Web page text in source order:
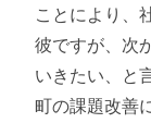
ことにより、
彼ですが、次
いきたい、と
町の課題改善